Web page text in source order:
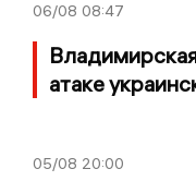
06/08 08:47
атаке
05/08 20:00